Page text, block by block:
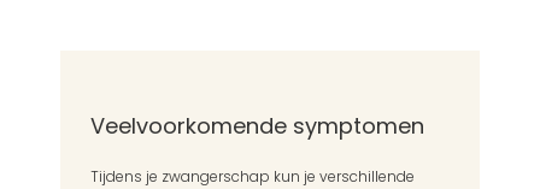
Veelvoorkomende symptomen
Tijdens je zwangerschap kun je verschillende